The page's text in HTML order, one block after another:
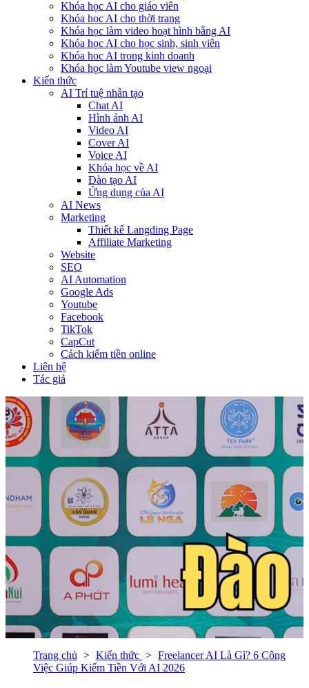
Khóa học AI cho giáo viên
Khóa học AI cho thời trang
Khóa học làm video hoạt hình bằng AI
Khóa học AI cho học sinh, sinh viên
Khóa hoc AI trong kinh doanh
Khóa học làm Youtube view ngoại
Kiến thức
AI Trí tuệ nhân tạo
Chat AI
Hình ảnh AI
Video AI
Cover AI
Voice AI
Khóa học về AI
Đào tạo AI
Ứng dụng của AI
AI News
Marketing
Thiết kế Langding Page
Affiliate Marketing
Website
SEO
AI Automation
Google Ads
Youtube
Facebook
TikTok
CapCut
Cách kiếm tiền online
Liên hệ
Tác giả
Trang chủ Kiến thức
Freelancer AI Là Gì? 6 Công
Việc Giúp Kiếm Tiền Với AI 2026